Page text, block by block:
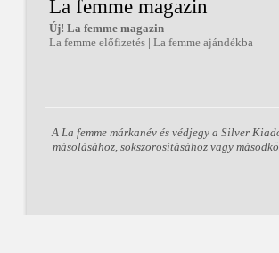
La femme magazin
Új! La femme magazin
La femme előfizetés | La femme ajándékba
A La femme márkanév és védjegy a Silver
másolásához, sokszorosításához vagy